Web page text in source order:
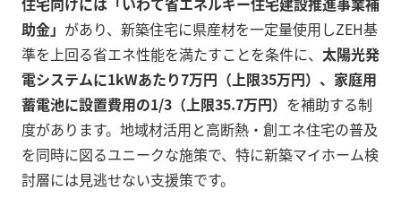
助金」 があり、新築住宅に県産材を一定量使用しZEH基
準を上回る省エネ性能を満たすことを条件に、 太陽光発
電システムに1kWあたり7万円（上限35万円）、家庭用
蓄電池に設置費用の1/3（上限35.7万円） を補助する制
度があります。地域材活用と高断熱・創エネ住宅の普及
を同時に図るユニークな施策で、特に新築マイホーム検
討層には見逃せない支援策です。